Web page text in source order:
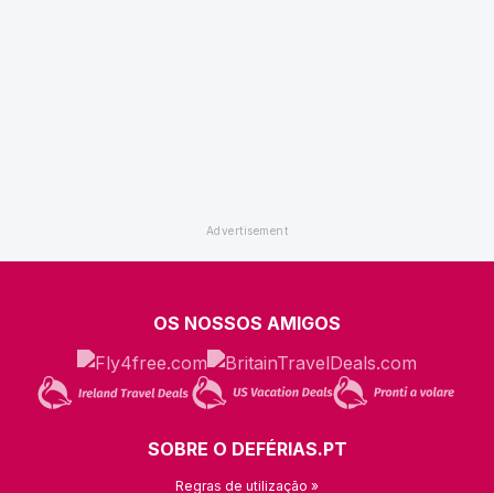
OS NOSSOS AMIGOS
SOBRE O DEFÉRIAS.PT
Regras de utilização »